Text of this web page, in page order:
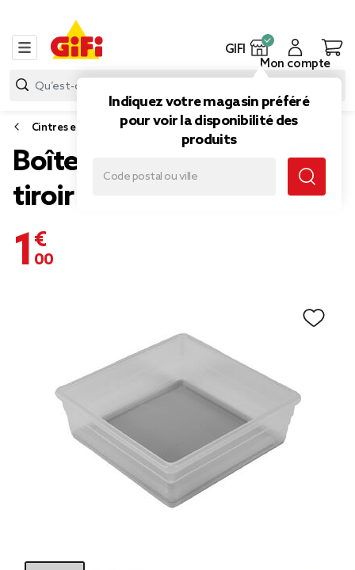
GIFI
Indiquez votre magasin préféré
pour voir la disponibilité des
produits
Mon compte
Cintres et accessoires dressing
Boîte de rangement pour
tiroir 15x15xH.5 cm
1,00 €